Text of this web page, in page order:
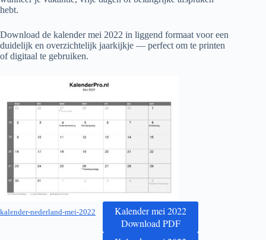
hebt.
Download de kalender mei 2022 in liggend formaat voor een
duidelijk en overzichtelijk jaarkijkje — perfect om te printen
of digitaal te gebruiken.
kalender-nederland-mei-2022
Kalender mei 2022
Download PDF